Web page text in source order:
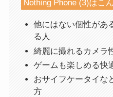
Nothing Phone (3)はこ
他にはない個性があ
る人
綺麗に撮れるカメラ
ゲームも楽しめる快
おサイフケータイな
方